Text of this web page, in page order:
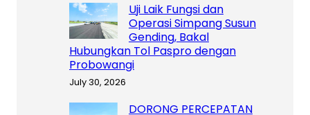
Uji Laik Fungsi dan
Operasi Simpang Susun
Gending, Bakal
Hubungkan Tol Paspro dengan
Probowangi
July 30, 2026
DORONG PERCEPATAN